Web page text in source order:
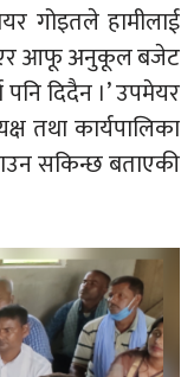
गोइतले हामीलाई
आफू अनुकूल बजेट
दिदैन ।’ उपमेयर
तथा कार्यपालिका
सकिन्छ बताएकी